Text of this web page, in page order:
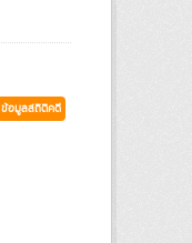
ข้อมูลสถิติคดี